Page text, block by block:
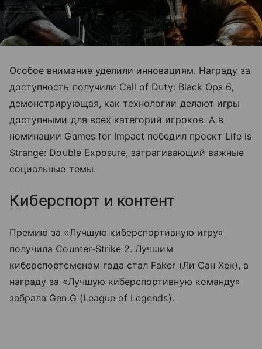
Особое внимание уделили инновациям. Награду за
доступность получили Call of Duty: Black Ops 6,
демонстрирующая, как технологии делают игры
доступными для всех категорий игроков. А в
номинации Games for Impact победил проект Life is
Strange: Double Exposure, затрагивающий важные
социальные темы.
Киберспорт и контент
Премию за «Лучшую киберспортивную игру»
получила Counter-Strike 2. Лучшим
киберспортсменом года стал Faker (Ли Сан Хек), а
награду за «Лучшую киберспортивную команду»
забрала Gen.G (League of Legends).